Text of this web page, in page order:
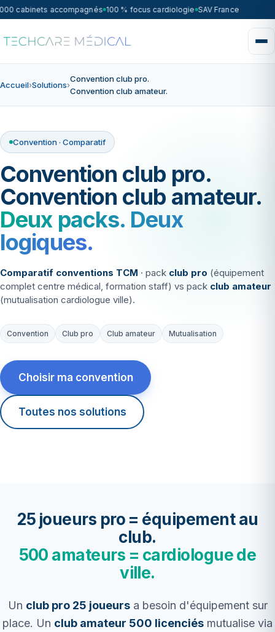
cabinets accompagnés 100 % focus cardiologie SAV France 7j/7 —
Accueil›Solutions›
Convention club pro.
Convention club amateur.
Convention · Comparatif
Convention club pro.
Convention club amateur.
Deux packs. Deux
logiques.
Comparatif conventions TCM · pack club pro (équipement
complet centre médical, formation staff) vs pack club amateur
(mutualisation cardiologue ville).
Convention Club pro Club amateur Mutualisation
Choisir ma convention
Toutes nos solutions
25 joueurs pro = équipement au
club.
500 amateurs = cardiologue de
ville.
Un club pro 25 joueursa besoin d'équipement sur
place. Un club amateur 500 licenciés mutualise via